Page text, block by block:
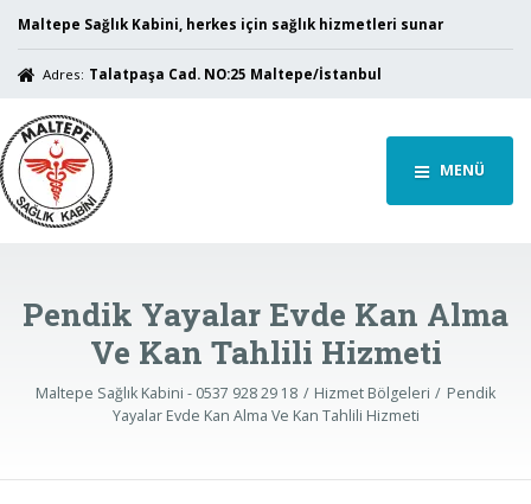
Maltepe Sağlık Kabini, herkes için sağlık hizmetleri sunar
Adres: Talatpaşa Cad. NO:25 Maltepe/İstanbul
MENÜ
Pendik Yayalar Evde Kan Alma
Ve Kan Tahlili Hizmeti
Maltepe Sağlık Kabini - 0537 928 29 18 Hizmet Bölgeleri
Pendik
Yayalar Evde Kan Alma Ve Kan Tahlili Hizmeti